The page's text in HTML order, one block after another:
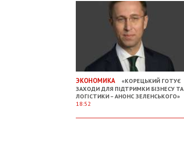
ЭКОНОМИКА
«КОРЕЦЬКИЙ ГОТУЄ
ЗАХОДИ ДЛЯ ПІДТРИМКИ БІЗНЕСУ ТА
ЛОГІСТИКИ – АНОНС ЗЕЛЕНСЬКОГО»
18:52